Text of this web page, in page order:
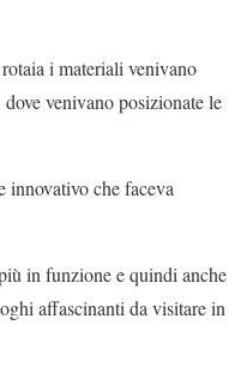
i materiali venivano
venivano posizionate le
innovativo che faceva
in funzione e quindi anche
affascinanti da visitare in